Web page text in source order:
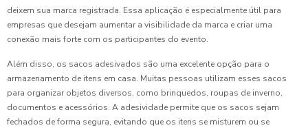
deixem sua marca registrada. Essa aplicação é especialmente útil para
empresas que desejam aumentar a visibilidade da marca e criar uma
conexão mais forte com os participantes do evento.
Além disso, os sacos adesivados são uma excelente opção para o
armazenamento de itens em casa. Muitas pessoas utilizam esses sacos
para organizar objetos diversos, como brinquedos, roupas de inverno,
documentos e acessórios. A adesividade permite que os sacos sejam
fechados de forma segura, evitando que os itens se misturem ou se